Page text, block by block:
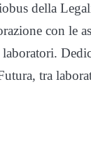
della
con le
tra